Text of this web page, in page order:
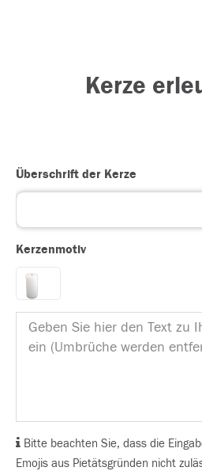
Kerze
Überschrift der Kerze
Kerzenmotiv
Bitte beachten Sie, dass die
Emojis aus Pietätsgründen nicht